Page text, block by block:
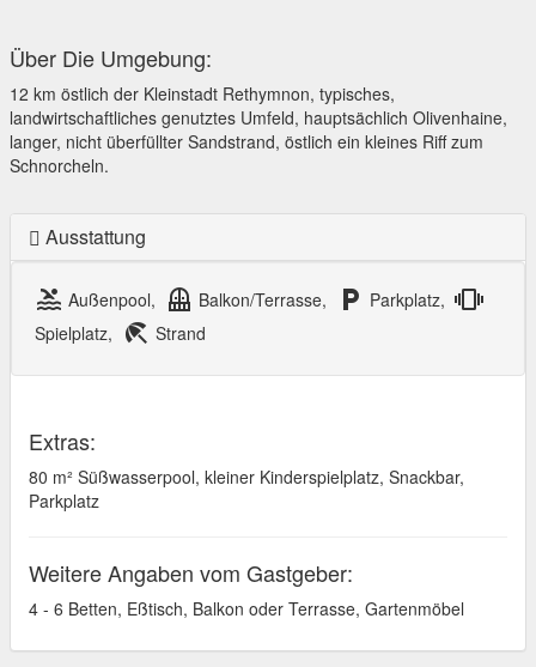
Über Die Umgebung:
12 km östlich der Kleinstadt Rethymnon, typisches,
landwirtschaftliches genutztes Umfeld, hauptsächlich Olivenhaine,
langer, nicht überfüllter Sandstrand, östlich ein kleines Riff zum
Schnorcheln.
Ausstattung
pool Außenpool, balcony Balkon/Terrasse, local_parking Parkplatz, vibration
Spielplatz, beach_access Strand
Extras:
80 m² Süßwasserpool, kleiner Kinderspielplatz, Snackbar,
Parkplatz
Weitere Angaben vom Gastgeber:
4 - 6 Betten, Eßtisch, Balkon oder Terrasse, Gartenmöbel